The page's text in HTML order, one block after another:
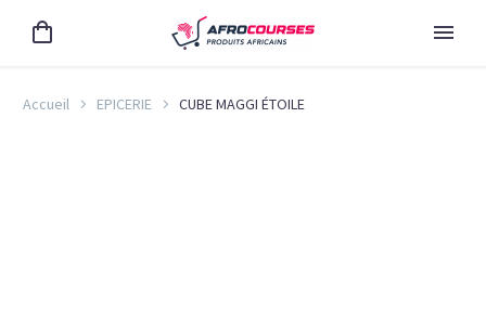
Accueil EPICERIE CUBE MAGGI ÉTOILE